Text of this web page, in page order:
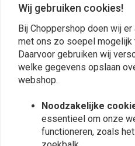
LED-achterlicht Mini
(rooklens)
€26,14
Wij gebruiken cookies!
Bij Choppershop doen wij
met ons zo soepel mogelijk
Daarvoor gebruiken wij
welke gegevens opslaan
webshop.
Noodzakelijke
essentieel om onze
functioneren, zoals